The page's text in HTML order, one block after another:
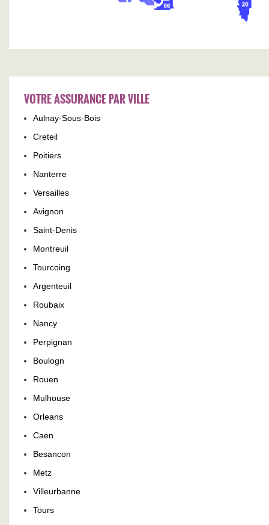
VOTRE ASSURANCE PAR VILLE
Aulnay-Sous-Bois
Creteil
Poitiers
Nanterre
Versailles
Avignon
Saint-Denis
Montreuil
Tourcoing
Argenteuil
Roubaix
Nancy
Perpignan
Boulogn
Rouen
Mulhouse
Orleans
Caen
Besancon
Metz
Villeurbanne
Tours